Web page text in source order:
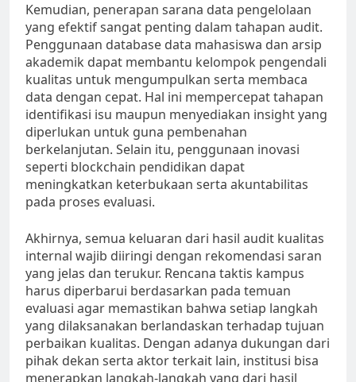
Kemudian, penerapan sarana data pengelolaan
yang efektif sangat penting dalam tahapan audit.
Penggunaan database data mahasiswa dan arsip
akademik dapat membantu kelompok pengendali
kualitas untuk mengumpulkan serta membaca
data dengan cepat. Hal ini mempercepat tahapan
identifikasi isu maupun menyediakan insight yang
diperlukan untuk guna pembenahan
berkelanjutan. Selain itu, penggunaan inovasi
seperti blockchain pendidikan dapat
meningkatkan keterbukaan serta akuntabilitas
pada proses evaluasi.
Akhirnya, semua keluaran dari hasil audit kualitas
internal wajib diiringi dengan rekomendasi saran
yang jelas dan terukur. Rencana taktis kampus
harus diperbarui berdasarkan pada temuan
evaluasi agar memastikan bahwa setiap langkah
yang dilaksanakan berlandaskan terhadap tujuan
perbaikan kualitas. Dengan adanya dukungan dari
pihak dekan serta aktor terkait lain, institusi bisa
menerapkan langkah-langkah yang dari hasil